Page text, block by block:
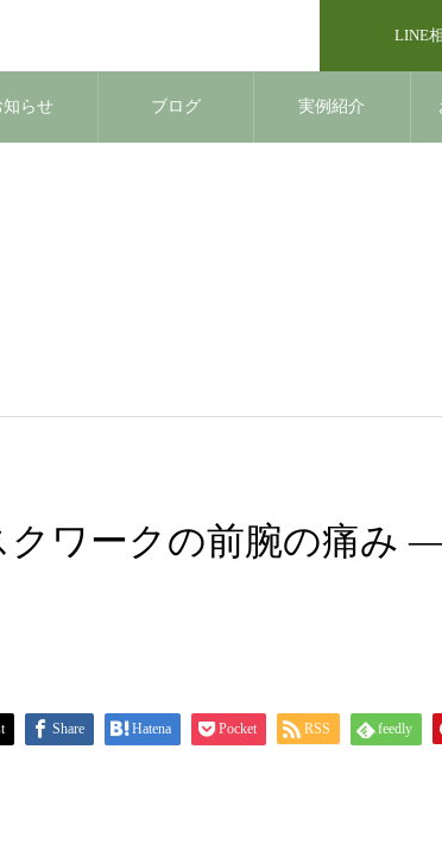
LINE
知らせ ブログ 実例紹介
クワークの前腕の痛み
Share Hatena Pocket RSS feedly